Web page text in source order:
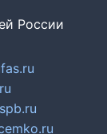
России
fas.ru